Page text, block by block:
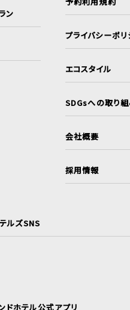
ン
プライバシーポリ
エコスタイル
SDGsへの取り
会社概要
採用情報
ルズSNS
ドホテル公式アプリ